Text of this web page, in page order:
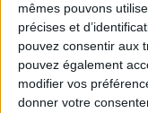
mêmes pouvons
précises et
pouvez consentir aux
pouvez également
modifier vos
donner votre
SPF 50